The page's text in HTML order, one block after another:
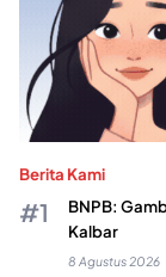
Berita Kami
BNPB:
Kalbar
8 Agustus 2026